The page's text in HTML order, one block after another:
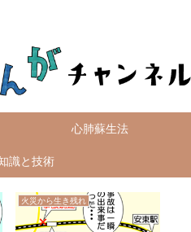
心肺蘇生法
識と技術
火災から生き残れ